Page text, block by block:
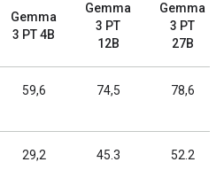
Gemma
3 PT 4B
Gemma
3 PT
12B
Gemma
3 PT
27B
59,6 74,5 78,6
29,2 45.3 52.2